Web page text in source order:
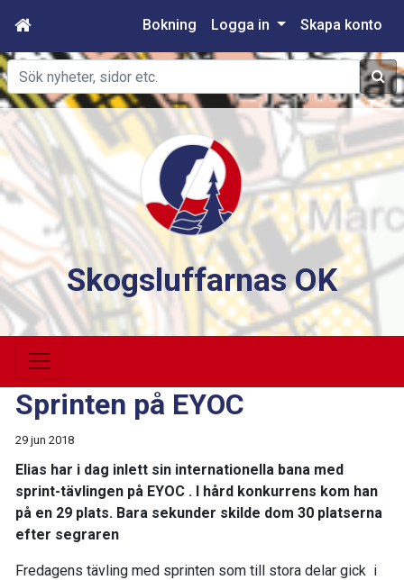
Bokning Logga in Skapa konto
Sök
Skogsluffarnas OK
Sprinten på EYOC
29 jun 2018
Elias har i dag inlett sin internationella bana med
sprint-tävlingen på EYOC . I hård konkurrens kom han
på en 29 plats. Bara sekunder skilde dom 30 platserna
efter segraren
Fredagens tävling med sprinten som till stora delar gick i